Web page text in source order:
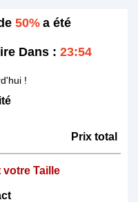
50% a été
Dans : 23:54
!
Prix total
Taille